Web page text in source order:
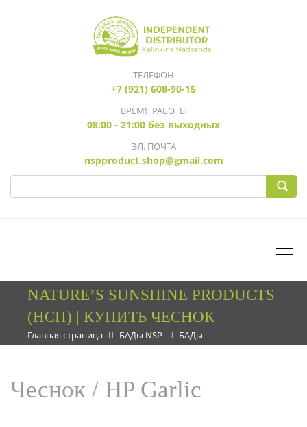
ТЕЛЕФОН
+7 (921) 608-90-15
ВРЕМЯ РАБОТЫ
08:00 - 21:00 без выходных
ЭЛ. ПОЧТА
nspproduct.shop@gmail.com
NATURE’S SUNSHINE PRODUCTS
(НСП) | КУПИТЬ ЧЕСНОК
Главная страница БАДы NSP БАДы
Чеснок / HP Garlic